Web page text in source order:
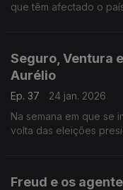
que têm afectado o
Seguro, Ventura
Aurélio
Ep. 37
24 jan. 2026
Na semana em que se
volta das eleições
Freud e os